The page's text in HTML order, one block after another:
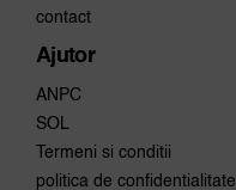
contact
Ajutor
ANPC
SOL
Termeni si conditii
politica de confidentialitate